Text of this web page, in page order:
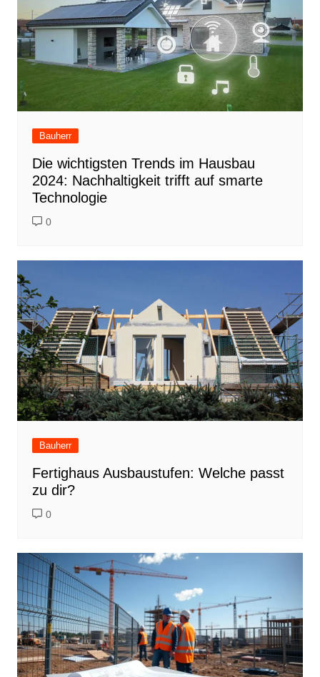
Bauherr
Die wichtigsten Trends im Hausbau
2024: Nachhaltigkeit trifft auf smarte
Technologie
0
Bauherr
Fertighaus Ausbaustufen: Welche passt
zu dir?
0